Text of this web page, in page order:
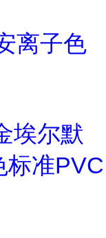
离子色
埃尔默
标准PVC